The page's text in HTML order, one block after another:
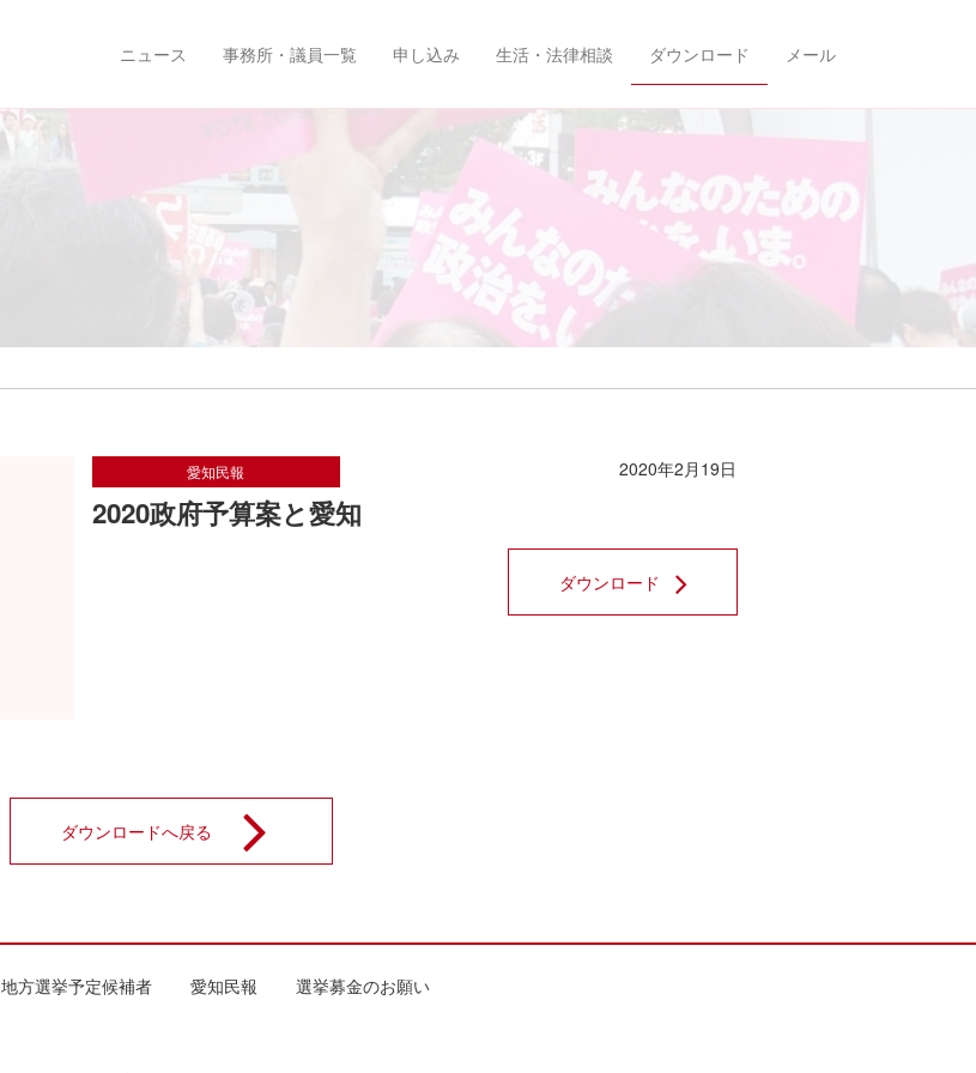
ニュース 事務所・議員一覧 申し込み 生活・法律相談 ダウンロード メール
愛知民報 2020年2月19日
2020政府予算案と愛知
ダウンロード
ダウンロードへ戻る
地方選挙予定候補者 愛知民報 選挙募金のお願い